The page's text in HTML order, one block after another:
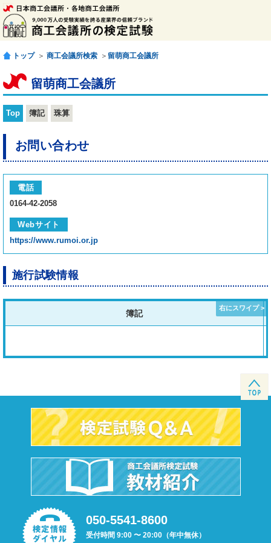
トップ ＞ 商工会議所検索 ＞ 留萌商工会議所
留萌商工会議所
Top 簿記 珠算
お問い合わせ
電話
0164-42-2058
Webサイト
https://www.rumoi.or.jp
施行試験情報
簿記
050-5541-8600
受付時間 9:00 〜 20:00（年中無休）